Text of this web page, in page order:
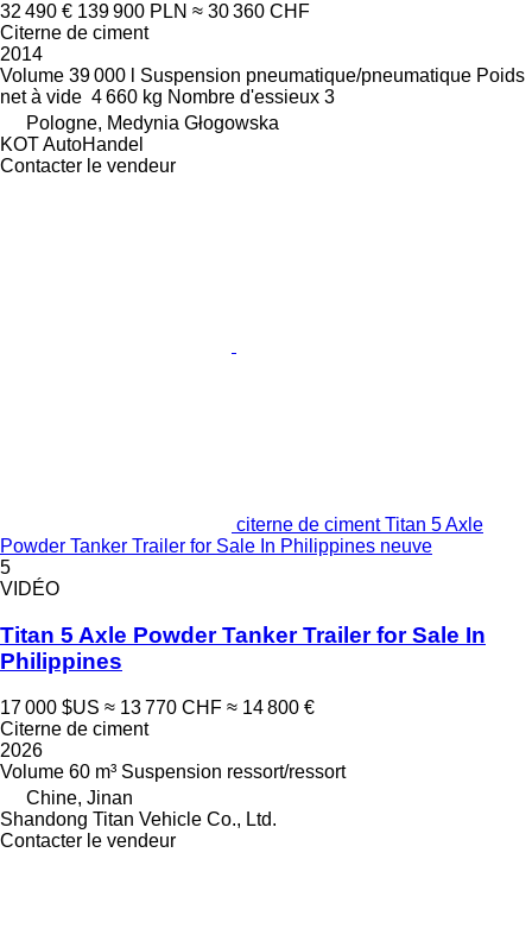
32 490 € 139 900 PLN ≈ 30 360 CHF
Citerne de ciment
2014
Volume 39 000 l Suspension pneumatique/pneumatique Poids
net à vide 4 660 kg Nombre d'essieux 3
Pologne, Medynia Głogowska
KOT AutoHandel
Contacter le vendeur
citerne de ciment Titan 5 Axle
Powder Tanker Trailer for Sale In Philippines neuve
5
VIDÉO
Titan 5 Axle Powder Tanker Trailer for Sale In
Philippines
17 000 $US ≈ 13 770 CHF ≈ 14 800 €
Citerne de ciment
2026
Volume 60 m³ Suspension ressort/ressort
Chine, Jinan
Shandong Titan Vehicle Co., Ltd.
Contacter le vendeur